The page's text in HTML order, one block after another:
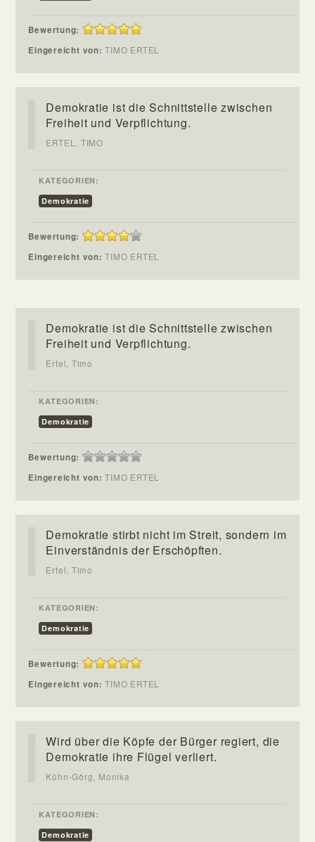
Bewertung:
Eingereicht von:TIMO ERTEL
Demokratie ist die Schnittstelle zwischen
Freiheit und Verpflichtung.
ERTEL, TIMO
KATEGORIEN:
Demokratie
Bewertung:
Eingereicht von:TIMO ERTEL
Demokratie ist die Schnittstelle zwischen
Freiheit und Verpflichtung.
Ertel, Timo
KATEGORIEN:
Demokratie
Bewertung:
Eingereicht von:TIMO ERTEL
Demokratie stirbt nicht im Streit, sondern im
Einverständnis der Erschöpften.
Ertel, Timo
KATEGORIEN:
Demokratie
Bewertung:
Eingereicht von:TIMO ERTEL
Wird über die Köpfe der Bürger regiert, die
Demokratie ihre Flügel verliert.
Kühn-Görg, Monika
KATEGORIEN:
Demokratie